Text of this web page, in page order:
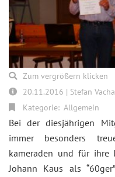
Bei der diesjährigen
immer besonders
kameraden und für ihre
Johann Kaus als
Zum vergrößern klicken
20.11.2016 | Stefan
Kategorie: Allgemein